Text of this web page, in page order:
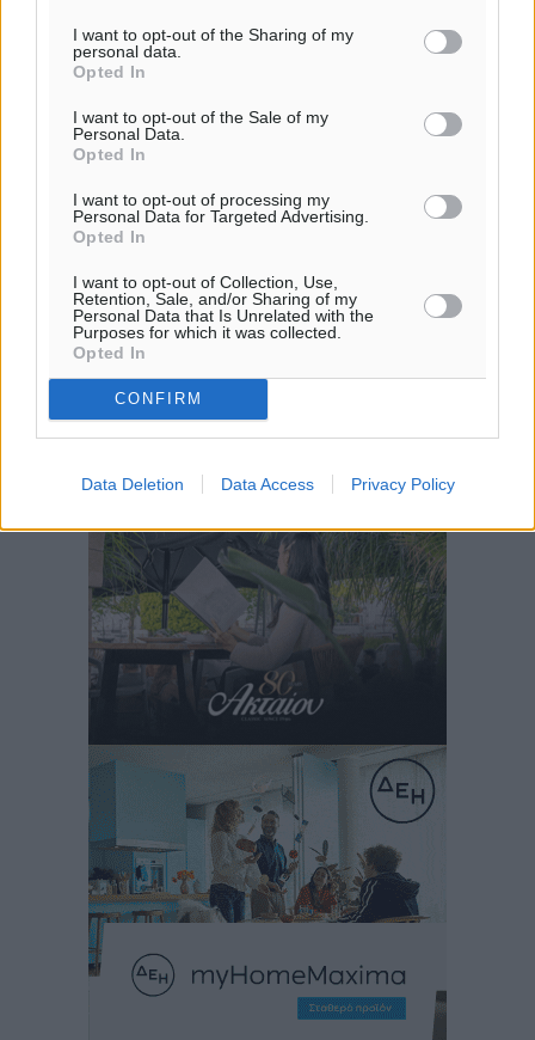
I want to opt-out of the Sharing of my
personal data.
Opted In
I want to opt-out of the Sale of my
Personal Data.
Opted In
I want to opt-out of processing my
Personal Data for Targeted Advertising.
Opted In
I want to opt-out of Collection, Use,
Retention, Sale, and/or Sharing of my
Personal Data that Is Unrelated with the
Purposes for which it was collected.
Opted In
CONFIRM
Data Deletion Data Access Privacy Policy